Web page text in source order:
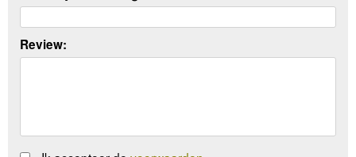
Review: